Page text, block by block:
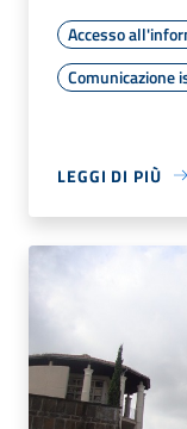
Accesso
Comunicazione
LEGGI DI PIÙ